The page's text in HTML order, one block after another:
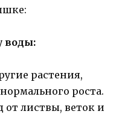
воды:
растения,
роста.
от листвы, веток и